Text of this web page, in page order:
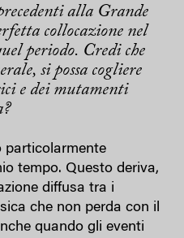
alla Grande
collocazione nel
periodo. Credi che
si possa cogliere
e dei mutamenti
particolarmente
tempo. Questo deriva,
diffusa tra i
che non perda con il
quando gli eventi